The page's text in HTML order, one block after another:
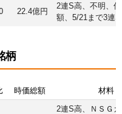
22.4億円
2連S高、不明、
額、5/21まで3連
柄
時価総額 材料
2連S高、ＮＳＧ